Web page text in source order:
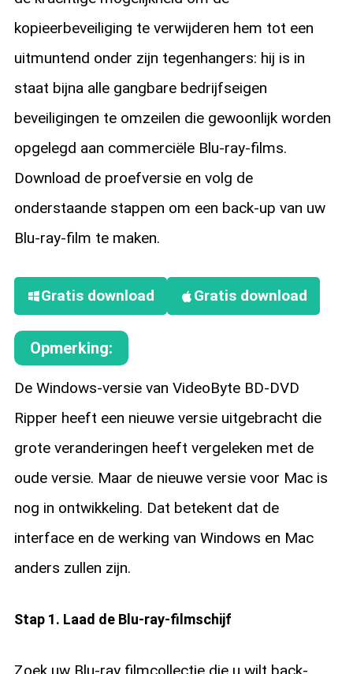
kopieerbeveiliging te verwijderen hem tot een
uitmuntend onder zijn tegenhangers: hij is in
staat bijna alle gangbare bedrijfseigen
beveiligingen te omzeilen die gewoonlijk worden
opgelegd aan commerciële Blu-ray-films.
Download de proefversie en volg de
onderstaande stappen om een back-up van uw
Blu-ray-film te maken.
Gratis download Gratis download
Opmerking:
De Windows-versie van VideoByte BD-DVD
Ripper heeft een nieuwe versie uitgebracht die
grote veranderingen heeft vergeleken met de
oude versie. Maar de nieuwe versie voor Mac is
nog in ontwikkeling. Dat betekent dat de
interface en de werking van Windows en Mac
anders zullen zijn.
Stap 1. Laad de Blu-ray-filmschijf
Zoek uw Blu-ray filmcollectie die u wilt back-